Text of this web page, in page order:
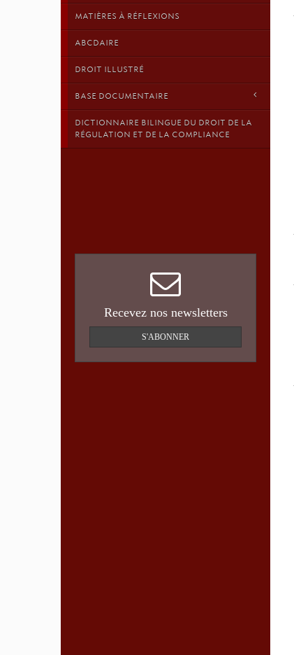
MATIÈRES À RÉFLEXIONS
ABCDAIRE
DROIT ILLUSTRÉ
BASE DOCUMENTAIRE
DICTIONNAIRE BILINGUE DU DROIT DE LA
RÉGULATION ET DE LA COMPLIANCE
Recevez nos newsletters
S'ABONNER